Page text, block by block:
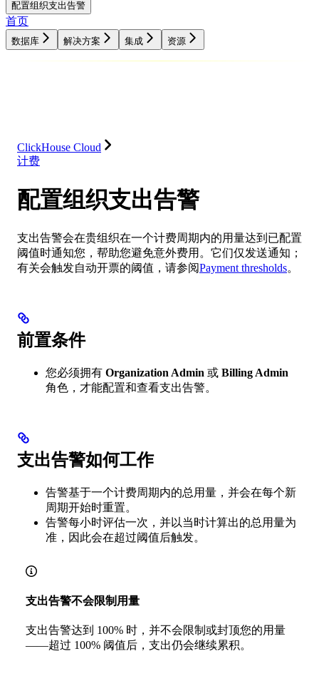
配置组织支出告警
首页
数据库 解决方案 集成 资源
ClickHouse Cloud
计费
配置组织支出告警
支出告警会在贵组织在一个计费周期内的用量达到已配置
阈值时通知您，帮助您避免意外费用。它们仅发送通知；
有关会触发自动开票的阈值，请参阅Payment thresholds。
前置条件
您必须拥有 Organization Admin 或 Billing Admin
角色，才能配置和查看支出告警。
支出告警如何工作
告警基于一个计费周期内的总用量，并会在每个新
周期开始时重置。
告警每小时评估一次，并以当时计算出的总用量为
准，因此会在超过阈值后触发。
支出告警不会限制用量
支出告警达到 100% 时，并不会限制或封顶您的用量
——超过 100% 阈值后，支出仍会继续累积。